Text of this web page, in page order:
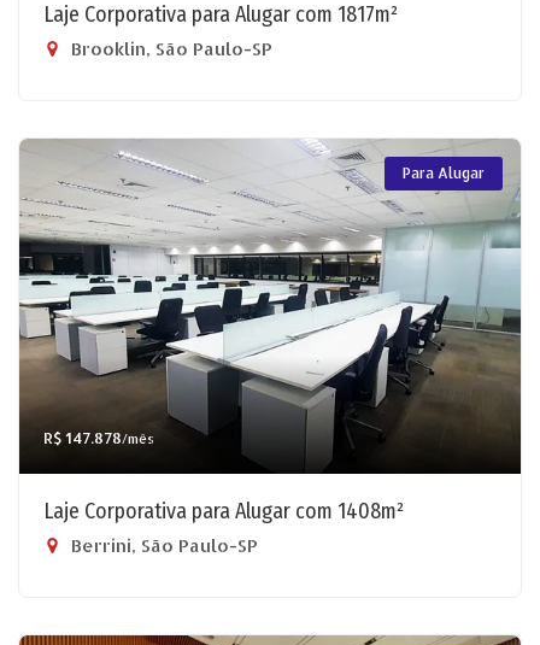
Laje Corporativa para Alugar com 1817m²
Brooklin, São Paulo-SP
Para Alugar
R$ 147.878/mês
Laje Corporativa para Alugar com 1408m²
Berrini, São Paulo-SP